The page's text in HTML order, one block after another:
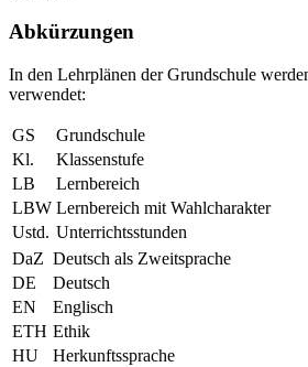
Abkürzungen
In den Lehrplänen der Grundschule
verwendet:
GS
Grundschule
Kl.
Klassenstufe
LB
Lernbereich
LBW Lernbereich mit Wahlcharakter
Ustd. Unterrichtsstunden
DaZ Deutsch als Zweitsprache
DE
Deutsch
EN
Englisch
ETH Ethik
HU
Herkunftssprache